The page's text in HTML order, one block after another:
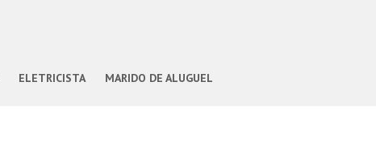
ELETRICISTA MARIDO DE ALUGUEL